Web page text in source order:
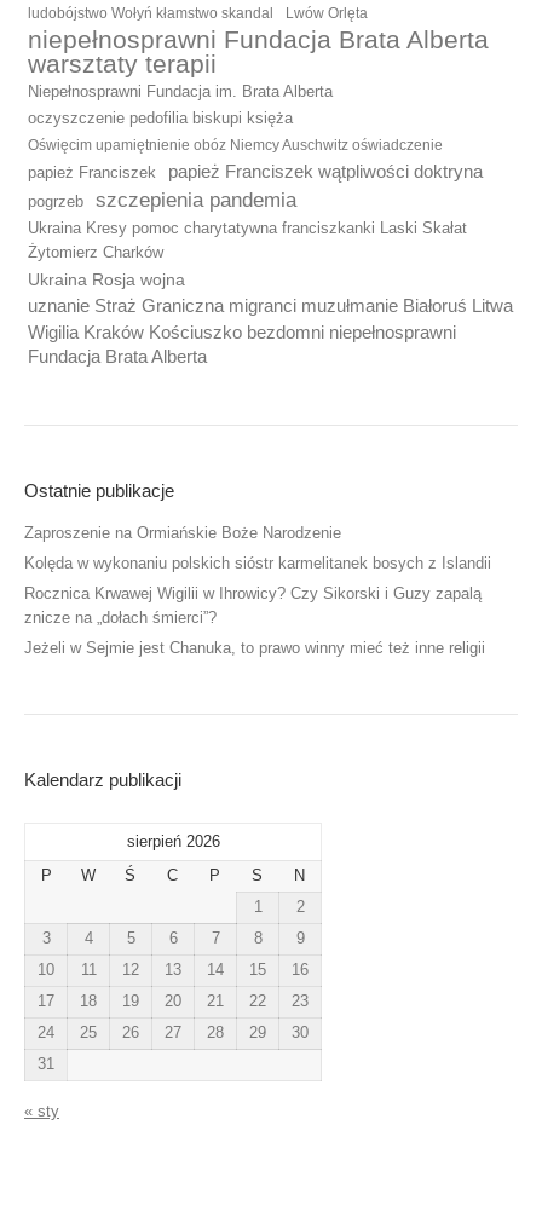
ludobójstwo Wołyń kłamstwo skandal Lwów Orlęta
niepełnosprawni Fundacja Brata Alberta
warsztaty terapii
Niepełnosprawni Fundacja im. Brata Alberta
oczyszczenie pedofilia biskupi księża
Oświęcim upamiętnienie obóz Niemcy Auschwitz oświadczenie
papież Franciszek papież Franciszek wątpliwości doktryna
pogrzeb szczepienia pandemia
Ukraina Kresy pomoc charytatywna franciszkanki Laski Skałat
Żytomierz Charków
Ukraina Rosja wojna
uznanie Straż Graniczna migranci muzułmanie Białoruś Litwa
Wigilia Kraków Kościuszko bezdomni niepełnosprawni
Fundacja Brata Alberta
Ostatnie publikacje
Zaproszenie na Ormiańskie Boże Narodzenie
Kolęda w wykonaniu polskich sióstr karmelitanek bosych z Islandii
Rocznica Krwawej Wigilii w Ihrowicy? Czy Sikorski i Guzy zapalą
znicze na „dołach śmierci”?
Jeżeli w Sejmie jest Chanuka, to prawo winny mieć też inne religii
Kalendarz publikacji
sierpień 2026
P
W Ś C P S
N
1
2
3
4 5 6 7 8
9
10
11 12 13 14 15
16
17
18 19 20 21 22
23
24
25 26 27 28 29
30
31
« sty